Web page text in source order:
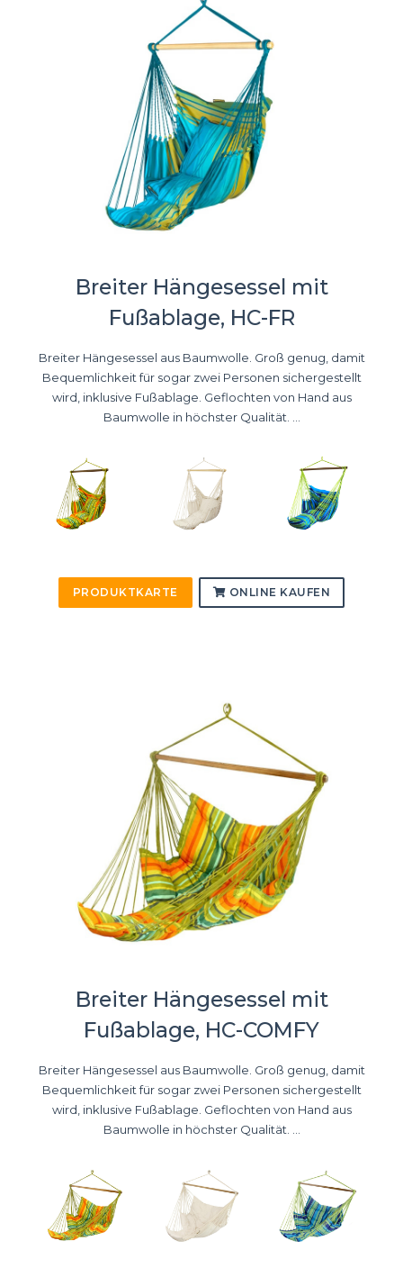
Breiter Hängesessel mit
Fußablage, HC-FR
Breiter Hängesessel aus Baumwolle. Groß genug, damit
Bequemlichkeit für sogar zwei Personen sichergestellt
wird, inklusive Fußablage. Geflochten von Hand aus
Baumwolle in höchster Qualität. ...
PRODUKTKARTE ONLINE KAUFEN
Breiter Hängesessel mit
Fußablage, HC-COMFY
Breiter Hängesessel aus Baumwolle. Groß genug, damit
Bequemlichkeit für sogar zwei Personen sichergestellt
wird, inklusive Fußablage. Geflochten von Hand aus
Baumwolle in höchster Qualität. ...